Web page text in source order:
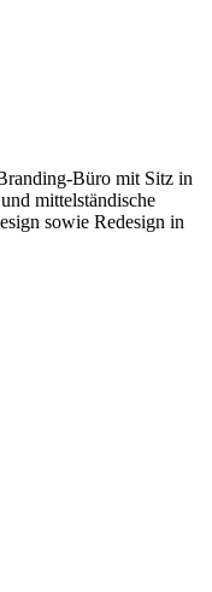
Büro mit Sitz in
mittelständische
sowie Redesign in